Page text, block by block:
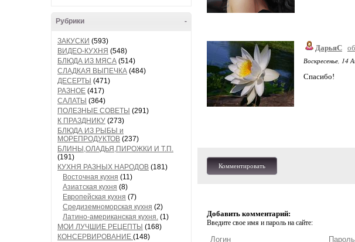
-
Рубрики
ЗАКУСКИ (593)
ВИДЕО-КУХНЯ (548)
БЛЮДА ИЗ МЯСА (514)
СЛАДКАЯ ВЫПЕЧКА (484)
ДЕСЕРТЫ (471)
РАЗНОЕ (417)
САЛАТЫ (364)
ПОЛЕЗНЫЕ СОВЕТЫ (291)
К ПРАЗДНИКУ (273)
БЛЮДА ИЗ РЫБЫ и
МОРЕПРОДУКТОВ (237)
БЛИНЫ,ОЛАДЬЯ,ПИРОЖКИ И Т.П.
(191)
КУХНЯ РАЗНЫХ НАРОДОВ (181)
Восточная кухня (11)
Азиатская кухня (8)
Европейская кухня (7)
Средиземноморская кухня (2)
Латино-американская кухня. (1)
МОИ ЛУЧШИЕ РЕЦЕПТЫ (168)
КОНСЕРВИРОВАНИЕ (148)
ДарьяС
Воскресенье, 14
Спасибо!
Комментировать
Добавить комментарий:
Введите свое имя и пароль на сайте: